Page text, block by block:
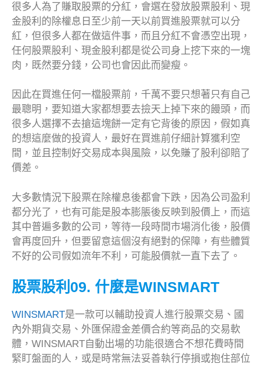
很多人為了賺取股票的分紅，會選在發放股票股利、現
金股利的除權息日至少前一天以前買進股票就可以分
紅，但很多人都在做這件事，而且分紅不會憑空出現，
任何股票股利、現金股利都是從公司身上挖下來的一塊
肉，既然要分錢，公司也會因此而變瘦。
因此在買進任何一檔股票前，千萬不要只想著只有自己
最聰明，要知道大家都想要去撿天上掉下來的饅頭，而
很多人選擇不去搶這塊餅一定有它背後的原因，假如真
的想這麼做的投資人，最好在買進前仔細計算獲利空
間，並且控制好交易成本與風險，以免賺了股利卻賠了
價差。
大多數情況下股票在除權息後都會下跌，因為公司盈利
都分光了，也有可能是股本膨脹後反映到股價上，而這
其中普遍多數的公司，等待一段時間市場消化後，股價
會再度回升，但要留意這個沒有絕對的保障，有些體質
不好的公司假如流年不利，可能股價就一直下去了。
股票股利09. 什麼是WINSMART
WINSMART是一款可以輔助投資人進行股票交易、國
內外期貨交易、外匯保證金差價合約等商品的交易軟
體，WINSMART自動出場的功能很適合不想花費時間
緊盯盤面的人，或是時常無法妥善執行停損或抱住部位